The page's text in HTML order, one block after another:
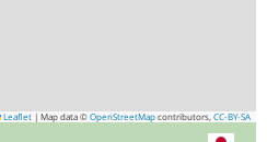
Leaflet | Map data © OpenStreetMap contributors, CC-BY-SA